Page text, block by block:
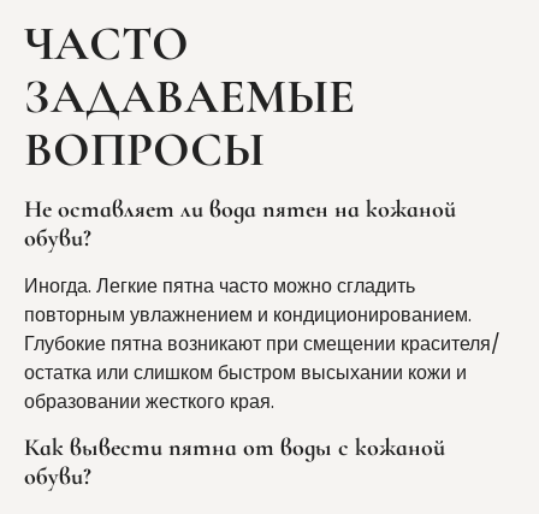
ЧАСТО
ЗАДАВАЕМЫЕ
ВОПРОСЫ
Не оставляет ли вода пятен на кожаной
обуви?
Иногда. Легкие пятна часто можно сгладить
повторным увлажнением и кондиционированием.
Глубокие пятна возникают при смещении красителя/
остатка или слишком быстром высыхании кожи и
образовании жесткого края.
Как вывести пятна от воды с кожаной
обуви?